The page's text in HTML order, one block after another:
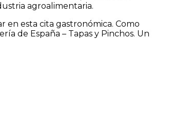
agroalimentaria.
en esta cita gastronómica. Como
de España – Tapas y Pinchos. Un